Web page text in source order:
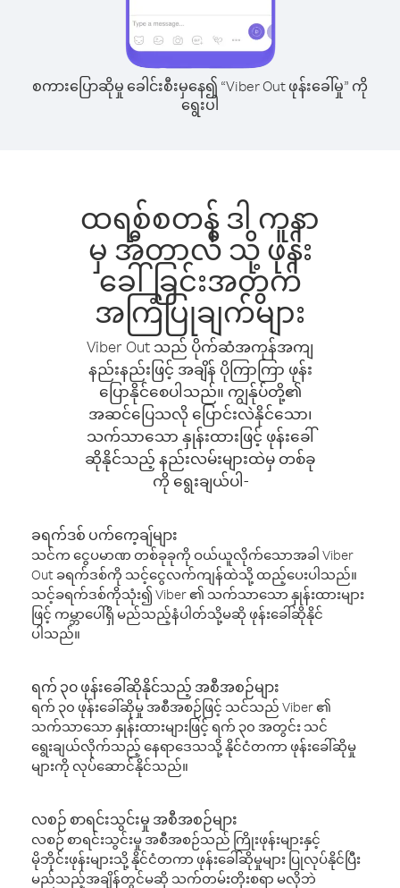
စကားပြောဆိုမှု ခေါင်းစီးမှနေ၍ “Viber Out ဖုန်းခေါ်မှု” ကို
ရွေးပါ
ထရစ်စတန် ဒါ ကူနာ
မှ အီတာလီ သို့ ဖုန်း
ခေါ်ခြင်းအတွက်
အကြံပြုချက်များ
Viber Out သည် ပိုက်ဆံအကုန်အကျ
နည်းနည်းဖြင့် အချိန် ပိုကြာကြာ ဖုန်း
ပြောနိုင်စေပါသည်။ ကျွန်ုပ်တို့၏
အဆင်ပြေသလို ပြောင်းလဲနိုင်သော၊
သက်သာသော နှုန်းထားဖြင့် ဖုန်းခေါ်
ဆိုနိုင်သည့် နည်းလမ်းများထဲမှ တစ်ခု
ကို ရွေးချယ်ပါ-
ခရက်ဒစ် ပက်ကေ့ချ်များ
သင်က ငွေပမာဏ တစ်ခုခုကို ဝယ်ယူလိုက်သောအခါ Viber
Out ခရက်ဒစ်ကို သင့်ငွေလက်ကျန်ထဲသို့ ထည့်ပေးပါသည်။
သင့်ခရက်ဒစ်ကိုသုံး၍ Viber ၏ သက်သာသော နှုန်းထားများ
ဖြင့် ကမ္ဘာပေါ်ရှိ မည်သည့်နံပါတ်သို့မဆို ဖုန်းခေါ်ဆိုနိုင်
ပါသည်။
ရက် ၃၀ ဖုန်းခေါ်ဆိုနိုင်သည့် အစီအစဉ်များ
ရက် ၃၀ ဖုန်းခေါ်ဆိုမှု အစီအစဉ်ဖြင့် သင်သည် Viber ၏
သက်သာသော နှုန်းထားများဖြင့် ရက် ၃၀ အတွင်း သင်
ရွေးချယ်လိုက်သည့် နေရာဒေသသို့ နိုင်ငံတကာ ဖုန်းခေါ်ဆိုမှု
များကို လုပ်ဆောင်နိုင်သည်။
လစဉ် စာရင်းသွင်းမှု အစီအစဉ်များ
လစဉ် စာရင်းသွင်းမှု အစီအစဉ်သည် ကြိုးဖုန်းများနှင့်
မိုဘိုင်းဖုန်းများသို့ နိုင်ငံတကာ ဖုန်းခေါ်ဆိုမှုများ ပြုလုပ်နိုင်ပြီး
မည်သည့်အချိန်တွင်မဆို သက်တမ်းတိုးစရာ မလိုဘဲ